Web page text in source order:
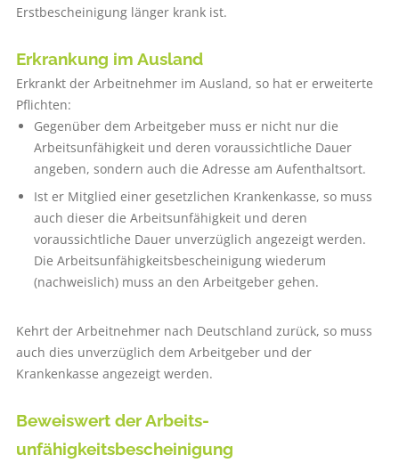
Erstbescheinigung länger krank ist.
Erkrankung im Ausland
Erkrankt der Arbeitnehmer im Ausland, so hat er erweiterte
Pflichten:
Gegenüber dem Arbeitgeber muss er nicht nur die
Arbeitsunfähigkeit und deren voraussichtliche Dauer
angeben, sondern auch die Adresse am Aufenthaltsort.
Ist er Mitglied einer gesetzlichen Krankenkasse, so muss
auch dieser die Arbeitsunfähigkeit und deren
voraussichtliche Dauer unverzüglich angezeigt werden.
Die Arbeitsunfähigkeitsbescheinigung wiederum
(nachweislich) muss an den Arbeitgeber gehen.
Kehrt der Arbeitnehmer nach Deutschland zurück, so muss
auch dies unverzüglich dem Arbeitgeber und der
Krankenkasse angezeigt werden.
Beweiswert der Arbeits­
unfähigkeitsbescheinigung­